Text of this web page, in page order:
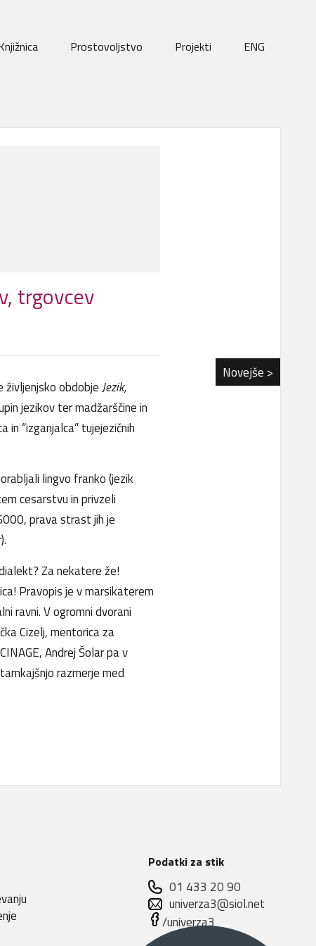
Prostovoljstvo Projekti ENG
trgovcev
obdobjeJezik,
jezikov ter madžarščine in
“izganjalca” tujejezičnih
lingvo franko (jezik
cesarstvu in privzeli
prava strast jih je
Za nekatere že!
Pravopis je v marsikaterem
ravni. V ogromni dvorani
Cizelj, mentorica za
Andrej Šolar pa v
razmerje med
Novejše >
Podatki za stik
01 433 20 90
univerza3@siol.net
/univerza3